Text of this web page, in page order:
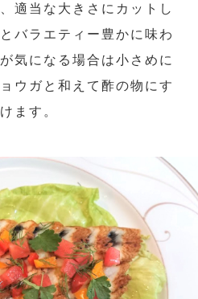
適当な大きさにカットし
バラエティー豊かに味わ
気になる場合は小さめに
ウガと和えて酢の物にす
ます。